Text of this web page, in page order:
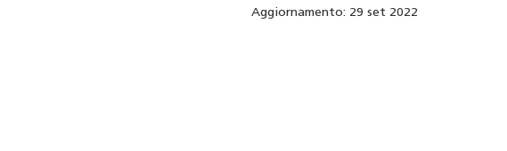
Aggiornamento: 29 set 2022